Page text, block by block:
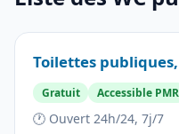
Toilettes
Gratuit Accessible PMR
🕐 Ouvert 24h/24, 7j/7